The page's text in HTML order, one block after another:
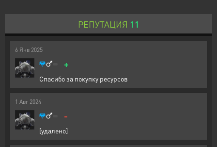
РЕПУТАЦИЯ 11
6 Янв 2025
+
Спасибо за покупку ресурсов
1 Авг 2024
-
[удалено]